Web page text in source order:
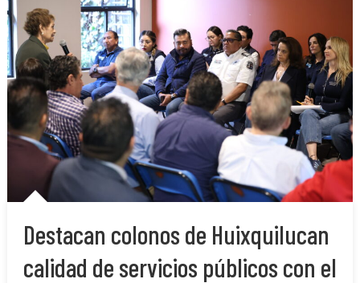
Destacan colonos de Huixquilucan
calidad de servicios públicos con el